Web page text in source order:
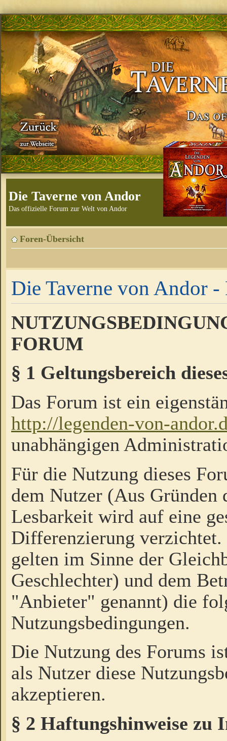
Die Taverne von Andor
Das offizielle Forum zur Welt von Andor
Foren-Übersicht
Die Taverne von Andor -
FORUM
§ 1 Geltungsbereich
Das Forum ist ein
http://legenden-von-
unabhängigen
Für die Nutzung dieses
dem Nutzer (Aus Gründen
Lesbarkeit wird auf eine
Differenzierung
gelten im Sinne der
Geschlechter) und dem
"Anbieter" genannt) die
Nutzungsbedingungen.
Die Nutzung des Forums
als Nutzer diese
akzeptieren.
§ 2 Haftungshinweise zu